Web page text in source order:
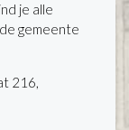
je alle
gemeente
216,